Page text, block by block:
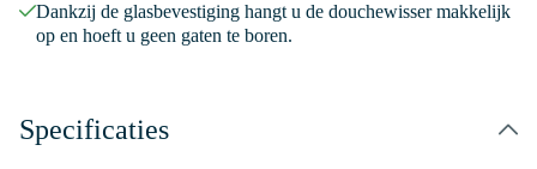
Dankzij de glasbevestiging hangt u de douchewisser makkelijk
op en hoeft u geen gaten te boren.
Specificaties